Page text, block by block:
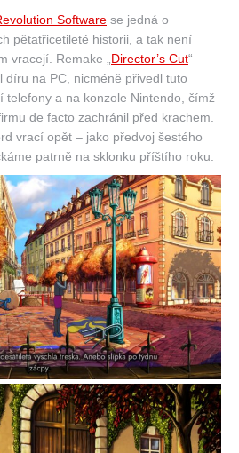
Software se jedná o
pětatřicetileté historii, a tak není
vracejí. Remake „Director’s Cut“
díru na PC, nicméně přivedl tuto
telefony a na konzole Nintendo, čímž
de facto zachránil před krachem.
vrací opět – jako předvoj šestého
patrně na sklonku příštího roku.